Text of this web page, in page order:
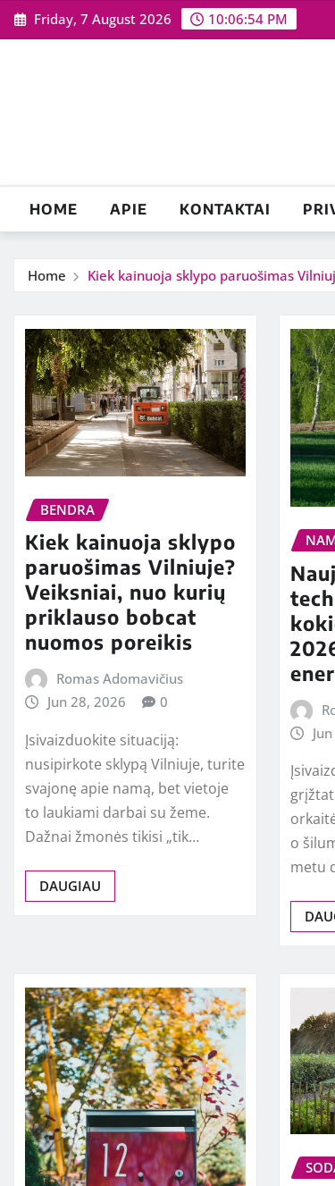
Skip
to
Friday, 7 August 2026 10:06:55 PM
HOME APIE KONTAKTAI
Home Kiek kainuoja sklypo paruošimas
BENDRA
Kiek kainuoja sklypo
paruošimas Vilniuje?
Veiksniai, nuo kurių
priklauso bobcat
nuomos poreikis
Romas Adomavičius
Jun 28, 2026
0
Įsivaizduokite situaciją:
nusipirkote sklypą Vilniuje, turite
svajonę apie namą, bet vietoje
to laukiami darbai su žeme.
Dažnai žmonės tikisi „tik…
DAUGIAU
o
metu